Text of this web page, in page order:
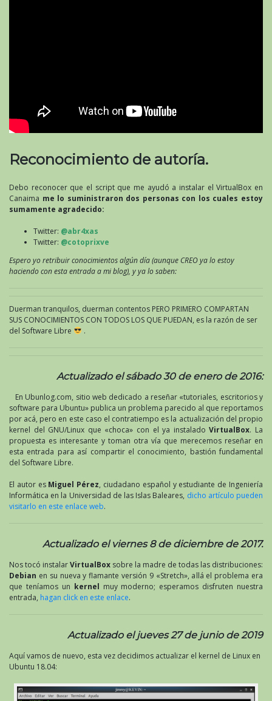
Reconocimiento de autoría.
Debo reconocer que el script que me ayudó a instalar el VirtualBox en
Canaima me lo suministraron dos personas con los cuales estoy
sumamente agradecido:
Twitter: @abr4xas
Twitter: @cotoprixve
Espero yo retribuir conocimientos algún día (aunque CREO ya lo estoy
haciendo con esta entrada a mi blog), y ya lo saben:
Duerman tranquilos, duerman contentos PERO PRIMERO COMPARTAN
SUS CONOCIMIENTOS CON TODOS LOS QUE PUEDAN, es la razón de ser
del Software Libre
.
Actualizado el sábado 30 de enero de 2016:
En Ubunlog.com, sitio web dedicado a reseñar «tutoriales, escritorios y
software para Ubuntu» publica un problema parecido al que reportamos
por acá, pero en este caso el contratiempo es la actualización del propio
kernel del GNU/Linux que «choca» con el ya instaladoVirtualBox. La
propuesta es interesante y toman otra vía que merecemos reseñar en
esta entrada para así compartir el conocimiento, bastión fundamental
del Software Libre.
El autor es Miguel Pérez, ciudadano español y estudiante de Ingeniería
Informática en la Universidad de las Islas Baleares, dicho artículo pueden
visitarlo en este enlace web.
Actualizado el viernes 8 de diciembre de 2017.
Nos tocó instalarVirtualBox sobre la madre de todas las distribuciones:
Debian en su nueva y flamante versión 9 «Stretch», allá el problema era
que teníamos un kernel muy moderno; esperamos disfruten nuestra
entrada, hagan click en este enlace.
Actualizado el jueves 27 de junio de 2019
Aquí vamos de nuevo, esta vez decidimos actualizar el kernel de Linux en
Ubuntu 18.04: